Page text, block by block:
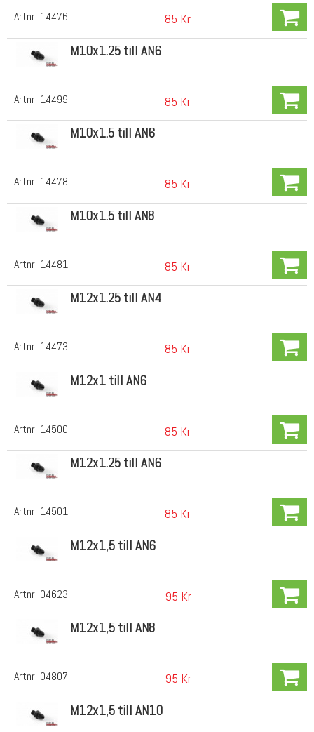
Artnr: 14476 85 Kr
Artnr: 14499
M10x1.25 till AN6
85 Kr
Artnr: 14478
M10x1.5 till AN6
85 Kr
Artnr: 14481
M10x1.5 till AN8
85 Kr
Artnr: 14473
M12x1.25 till AN4
85 Kr
Artnr: 14500
M12x1 till AN6
85 Kr
Artnr: 14501
M12x1.25 till AN6
85 Kr
Artnr: 04623
M12x1,5 till AN6
95 Kr
Artnr: 04807
M12x1,5 till AN8
95 Kr
M12x1,5 till AN10